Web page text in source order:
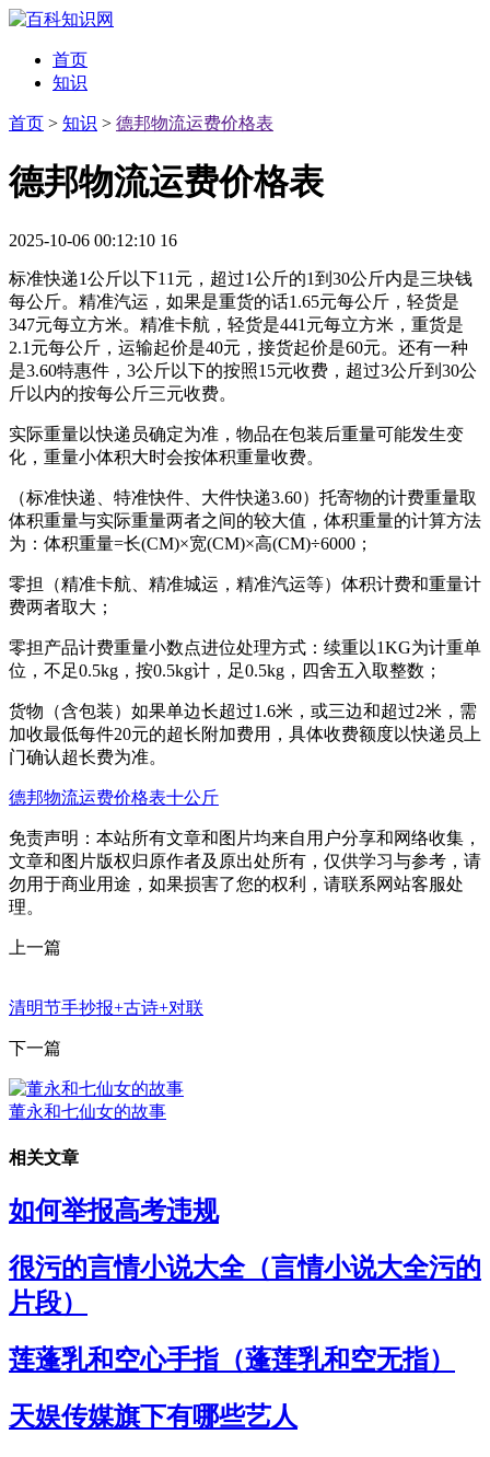
首页
知识
首页 > 知识 > 德邦物流运费价格表
德邦物流运费价格表
2025-10-06 00:12:10 16
标准快递1公斤以下11元，超过1公斤的1到30公斤内是三块钱
每公斤。精准汽运，如果是重货的话1.65元每公斤，轻货是
347元每立方米。精准卡航，轻货是441元每立方米，重货是
2.1元每公斤，运输起价是40元，接货起价是60元。还有一种
是3.60特惠件，3公斤以下的按照15元收费，超过3公斤到30公
斤以内的按每公斤三元收费。
实际重量以快递员确定为准，物品在包装后重量可能发生变
化，重量小体积大时会按体积重量收费。
（标准快递、特准快件、大件快递3.60）托寄物的计费重量取
体积重量与实际重量两者之间的较大值，体积重量的计算方法
为：体积重量=长(CM)×宽(CM)×高(CM)÷6000；
零担（精准卡航、精准城运，精准汽运等）体积计费和重量计
费两者取大；
零担产品计费重量小数点进位处理方式：续重以1KG为计重单
位，不足0.5kg，按0.5kg计，足0.5kg，四舍五入取整数；
货物（含包装）如果单边长超过1.6米，或三边和超过2米，需
加收最低每件20元的超长附加费用，具体收费额度以快递员上
门确认超长费为准。
德邦物流运费价格表十公斤
免责声明：本站所有文章和图片均来自用户分享和网络收集，
文章和图片版权归原作者及原出处所有，仅供学习与参考，请
勿用于商业用途，如果损害了您的权利，请联系网站客服处
理。
上一篇
清明节手抄报+古诗+对联
下一篇
董永和七仙女的故事
相关文章
如何举报高考违规
很污的言情小说大全（言情小说大全污的
片段）
莲蓬乳和空心手指（蓬莲乳和空无指）
天娱传媒旗下有哪些艺人